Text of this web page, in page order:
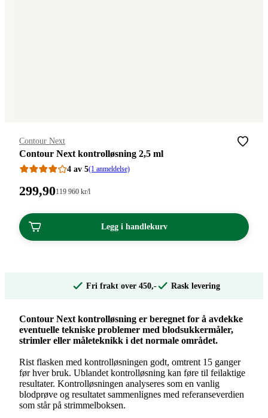
Merke:
Contour Next
Contour Next kontrolløsning 2,5 ml
4 av 5(1 anmeldelse)
Pris:
kroner.
299,90Stykkpris:
960,00/l
119 960 kr/l
Legg i handlekurv
Fri frakt over 450,- Rask levering
Contour Next kontrolløsning er beregnet for å avdekke
eventuelle tekniske problemer med blodsukkermåler,
strimler eller måleteknikk i det normale området.
Rist flasken med kontrolløsningen godt, omtrent 15 ganger
før hver bruk. Ublandet kontrolløsning kan føre til feilaktige
resultater. Kontrolløsningen analyseres som en vanlig
blodprøve og resultatet sammenlignes med referanseverdien
som står på strimmelboksen.